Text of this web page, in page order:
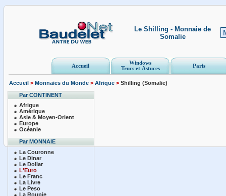
Le Shilling - Monnaie de
Somalie
Accueil
Windows
Trucs et Astuces
Paris
Accueil > Monnaies du Monde > Afrique > Shilling (Somalie)
Par CONTINENT
Afrique
Amérique
Asie & Moyen-Orient
Europe
Océanie
Par MONNAIE
La Couronne
Le Dinar
Le Dollar
L'Euro
Le Franc
La Livre
Le Peso
La Roupie